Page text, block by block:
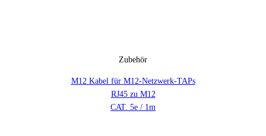
Zubehör
M12 Kabel für M12-Netzwerk-TAPs
RJ45 zu M12
CAT. 5e / 1m